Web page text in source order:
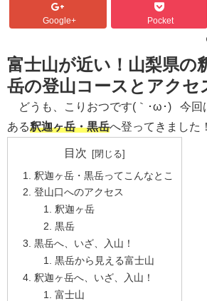
Google+ Pocket
富士山が近い！山梨県の
岳の登山コースとアクセ
どうも、こりおつです(｀･ω･) 今回
ある釈迦ヶ岳・黒岳へ登ってきました
目次
釈迦ヶ岳・黒岳ってこんなとこ
登山口へのアクセス
釈迦ヶ岳
黒岳
黒岳へ、いざ、入山！
黒岳から見える富士山
釈迦ヶ岳へ、いざ、入山！
富士山